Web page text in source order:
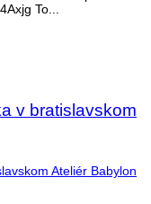
To...
v bratislavskom